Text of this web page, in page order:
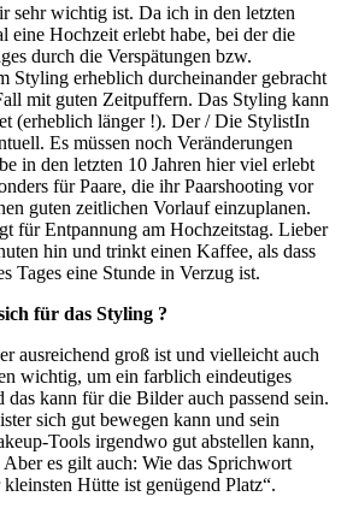
sehr wichtig ist. Da ich in den letzten
eine Hochzeit erlebt habe, bei der die
durch die Verspätungen bzw.
Styling erheblich durcheinander gebracht
mit guten Zeitpuffern. Das Styling kann
(erheblich länger !). Der / Die StylistIn
Es müssen noch Veränderungen
in den letzten 10 Jahren hier viel erlebt
für Paare, die ihr Paarshooting vor
guten zeitlichen Vorlauf einzuplanen.
für Entpannung am Hochzeitstag. Lieber
hin und trinkt einen Kaffee, als dass
Tages eine Stunde in Verzug ist.
für das Styling ?
ausreichend groß ist und vielleicht auch
wichtig, um ein farblich eindeutiges
das kann für die Bilder auch passend sein.
sich gut bewegen kann und sein
Tools irgendwo gut abstellen kann,
es gilt auch: Wie das Sprichwort
Hütte ist genügend Platz“.